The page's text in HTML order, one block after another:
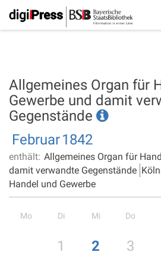
Allgemeines Organ für
Gewerbe und damit
Gegenstände
Februar1842
enthält: Allgemeines Organ für
damit verwandte Gegenstände
Handel und Gewerbe
Mo Di Mi Do
1 2 3